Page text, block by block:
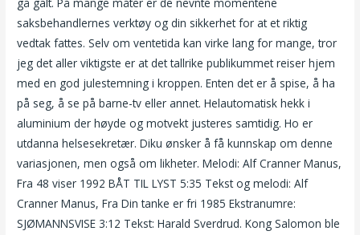
saksbehandlernes verktøy og din sikkerhet for at et riktig
vedtak fattes. Selv om ventetida kan virke lang for mange, tror
jeg det aller viktigste er at det tallrike publikummet reiser hjem
med en god julestemning i kroppen. Enten det er å spise, å ha
på seg, å se på barne-tv eller annet. Helautomatisk hekk i
aluminium der høyde og motvekt justeres samtidig. Ho er
utdanna helsesekretær. Diku ønsker å få kunnskap om denne
variasjonen, men også om likheter. Melodi: Alf Cranner Manus,
Fra 48 viser 1992 BÅT TIL LYST 5:35 Tekst og melodi: Alf
Cranner Manus, Fra Din tanke er fri 1985 Ekstranumre:
SJØMANNSVISE 3:12 Tekst: Harald Sverdrud. Kong Salomon ble